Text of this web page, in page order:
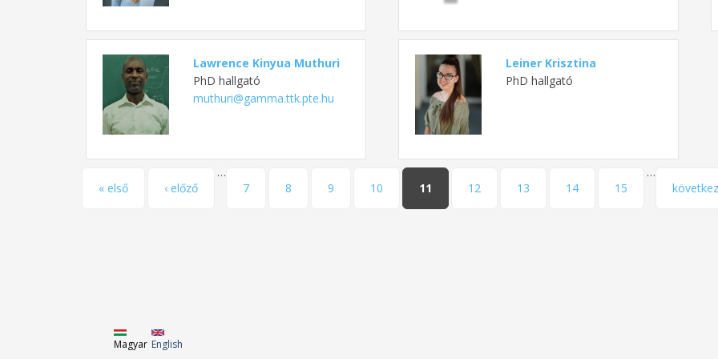
Lawrence Kinyua Muthuri
PhD hallgató
muthuri@gamma.ttk.pte.hu
Leiner Krisztina
PhD hallgató
Oldalak
« első ‹ előző
…
7
8 9 10 11 12 13 14 15
…
Magyar English